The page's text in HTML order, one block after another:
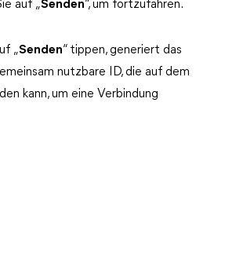
auf „Senden“, um fortzufahren.
„Senden“ tippen, generiert das
nutzbare ID, die auf dem
kann, um eine Verbindung